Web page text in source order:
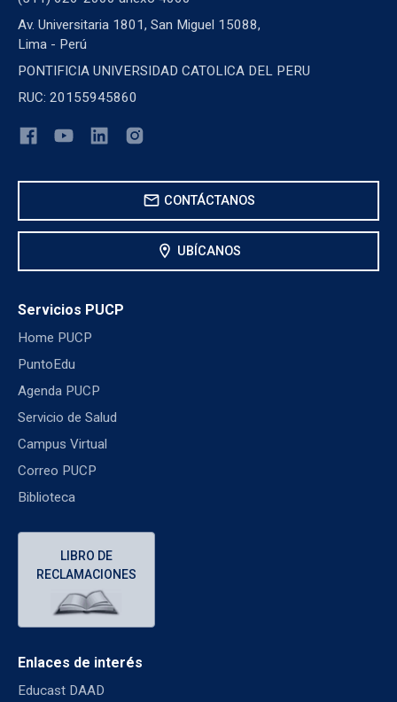
Av. Universitaria 1801, San Miguel 15088,
Lima - Perú
PONTIFICIA UNIVERSIDAD CATOLICA DEL PERU
RUC: 20155945860
mail CONTÁCTANOS
location_on UBÍCANOS
Servicios PUCP
Home PUCP
PuntoEdu
Agenda PUCP
Servicio de Salud
Campus Virtual
Correo PUCP
Biblioteca
LIBRO DE
RECLAMACIONES
Enlaces de interés
Educast DAAD